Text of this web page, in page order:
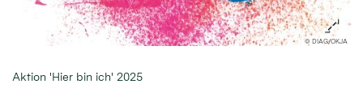
© DIAG/OKJA
Aktion 'Hier bin ich' 2025